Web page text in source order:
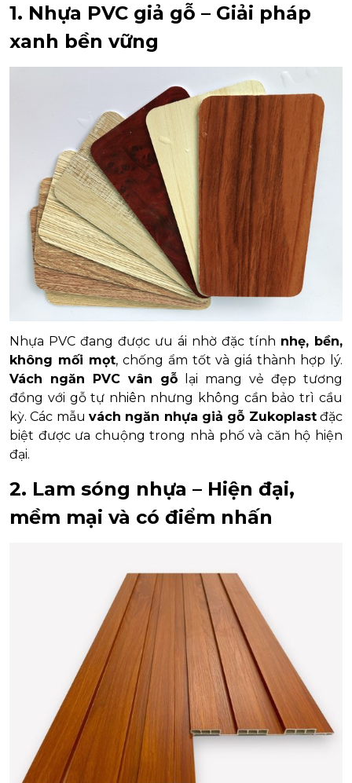
1. Nhựa PVC giả gỗ – Giải pháp
xanh bền vững
Nhựa PVC đang được ưu ái nhờ đặc tính nhẹ, bền,
không mối mọt, chống ẩm tốt và giá thành hợp lý.
Vách ngăn PVC vân gỗ lại mang vẻ đẹp tương
đồng với gỗ tự nhiên nhưng không cần bảo trì cầu
kỳ. Các mẫu vách ngăn nhựa giả gỗ Zukoplastđặc
biệt được ưa chuộng trong nhà phố và căn hộ hiện
đại.
2. Lam sóng nhựa – Hiện đại,
mềm mại và có điểm nhấn